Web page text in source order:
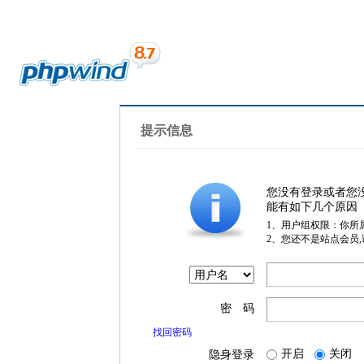
提示信息
您没有登录或者您
能有如下几个原因
1、用户组权限：你所
2、您还不是站点会员
密 码
找回密码
隐身登录 开启 关闭